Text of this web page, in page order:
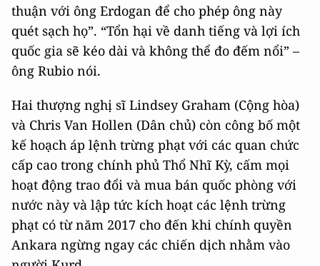
thuận với ông Erdogan để cho phép ông này
quét sạch họ”. “Tổn hại về danh tiếng và lợi ích
quốc gia sẽ kéo dài và không thể đo đếm nổi” –
ông Rubio nói.
Hai thượng nghị sĩ Lindsey Graham (Cộng hòa)
và Chris Van Hollen (Dân chủ) còn công bố một
kế hoạch áp lệnh trừng phạt với các quan chức
cấp cao trong chính phủ Thổ Nhĩ Kỳ, cấm mọi
hoạt động trao đổi và mua bán quốc phòng với
nước này và lập tức kích hoạt các lệnh trừng
phạt có từ năm 2017 cho đến khi chính quyền
Ankara ngừng ngay các chiến dịch nhằm vào